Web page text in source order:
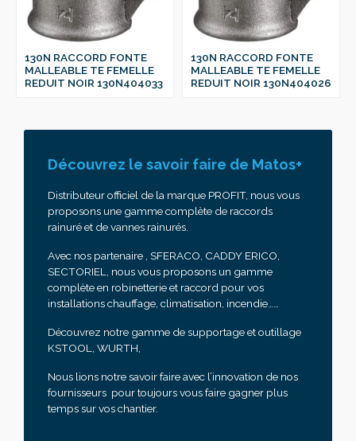
130N RACCORD FONTE
MALLEABLE TE FEMELLE
REDUIT NOIR 130N404033
130N RACCORD FONTE
MALLEABLE TE FEMELLE
REDUIT NOIR 130N404026
Découvrez le savoir faire de Matos+
Distributeur officiel de la marque PROFIT, nous vous
proposons une gamme complète de raccords
rainuré et de vannes rainurés.
Avec nos partenaire , SFERACO, CADDY ERICO,
SECTORIEL, nous vous proposons un gamme
complète en robinetterie et raccord pour vos
installations chauffage, climatisation, incendie……
Découvrez notre gamme de supportage et outillage
KSTOOL, WURTH,
Nous lions notre savoir faire avec l’innovation de nos
fournisseurs pour toujours vous faire gagner plus
temps sur vos chantier.